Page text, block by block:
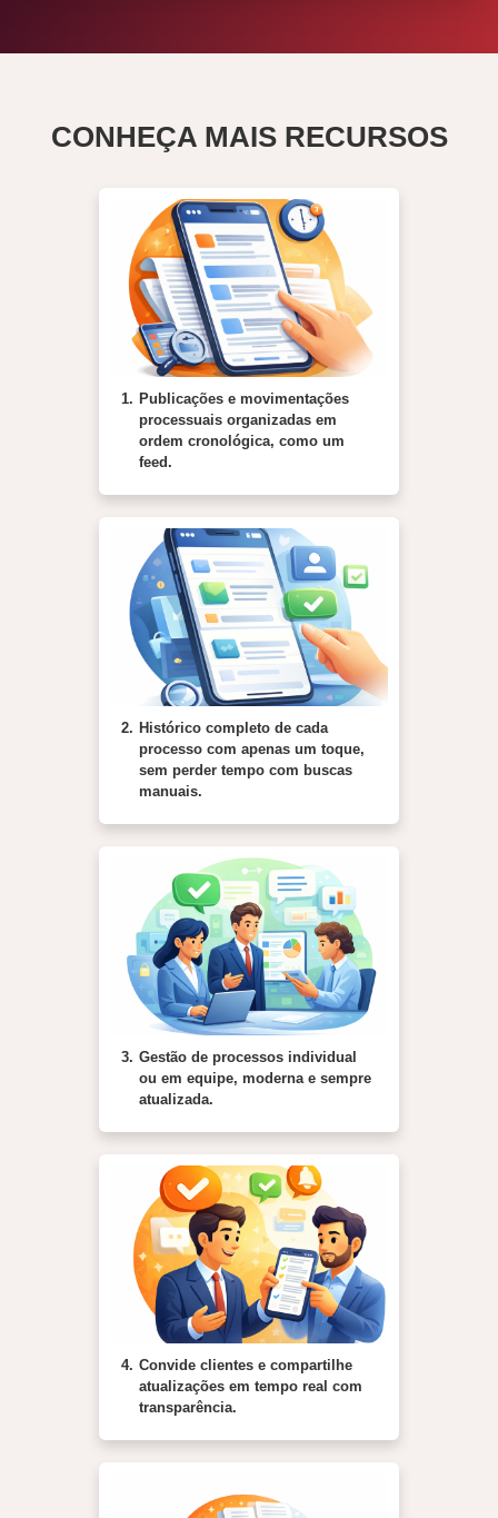
CONHEÇA MAIS RECURSOS
1. Publicações e movimentações
processuais organizadas em
ordem cronológica, como um
feed.
2. Histórico completo de cada
processo com apenas um toque,
sem perder tempo com buscas
manuais.
3. Gestão de processos individual
ou em equipe, moderna e sempre
atualizada.
4. Convide clientes e compartilhe
atualizações em tempo real com
transparência.